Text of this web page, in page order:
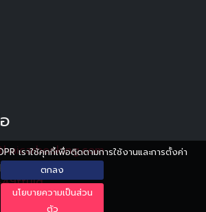
เราใช้คุกกี้เพื่อติดตามการใช้งานและการตั้งค่า
ตกลง
นโยบายความเป็นส่วน
ตัว
:Thaicarbooking